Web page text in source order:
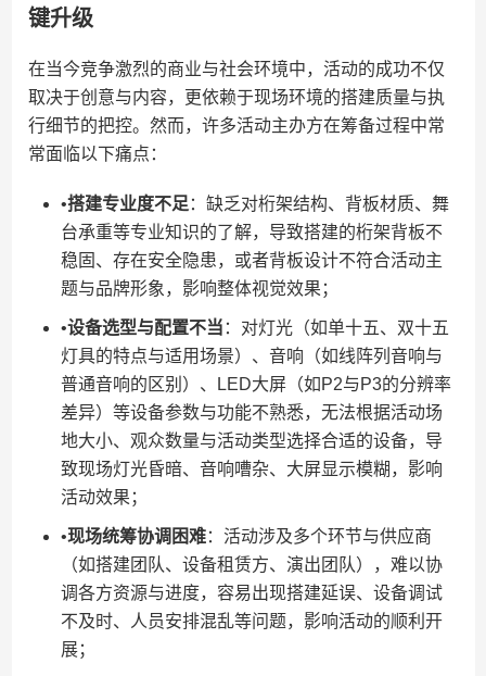
键升级
在当今竞争激烈的商业与社会环境中，活动的成功不仅
取决于创意与内容，更依赖于现场环境的搭建质量与执
行细节的把控。然而，许多活动主办方在筹备过程中常
常面临以下痛点：
•​​搭建专业度不足​ ​：缺乏对桁架结构、背板材质、舞
台承重等专业知识的了解，导致搭建的桁架背板不
稳固、存在安全隐患，或者背板设计不符合活动主
题与品牌形象，影响整体视觉效果；
•​​设备选型与配置不当​ ​：对灯光（如单十五、双十五
灯具的特点与适用场景）、音响（如线阵列音响与
普通音响的区别）、LED大屏（如P2与P3的分辨率
差异）等设备参数与功能不熟悉，无法根据活动场
地大小、观众数量与活动类型选择合适的设备，导
致现场灯光昏暗、音响嘈杂、大屏显示模糊，影响
活动效果；
•​​现场统筹协调困难​​：活动涉及多个环节与供应商
（如搭建团队、设备租赁方、演出团队），难以协
调各方资源与进度，容易出现搭建延误、设备调试
不及时、人员安排混乱等问题，影响活动的顺利开
展；